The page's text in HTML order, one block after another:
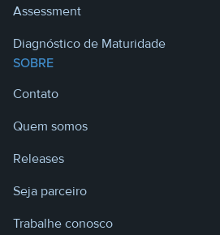
Assessment
Diagnóstico de Maturidade
SOBRE
Contato
Quem somos
Releases
Seja parceiro
Trabalhe conosco